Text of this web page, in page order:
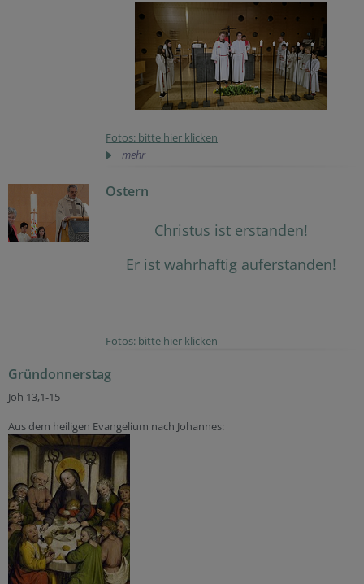
Fotos: bitte hier klicken
mehr
Ostern
Christus ist erstanden!
Er ist wahrhaftig auferstanden!
Fotos: bitte hier klicken
Gründonnerstag
Joh 13,1-15
Aus dem heiligen Evangelium nach Johannes: